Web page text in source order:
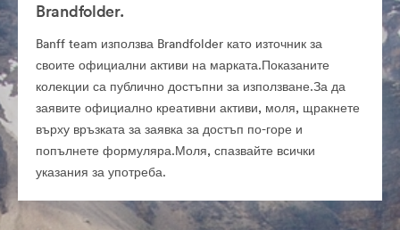
Brandfolder.
Banff team използва Brandfolder като източник за
своите официални активи на марката.Показаните
колекции са публично достъпни за използване.За да
заявите официално креативни активи, моля, щракнете
върху връзката за заявка за достъп по-горе и
попълнете формуляра.Моля, спазвайте всички
указания за употреба.